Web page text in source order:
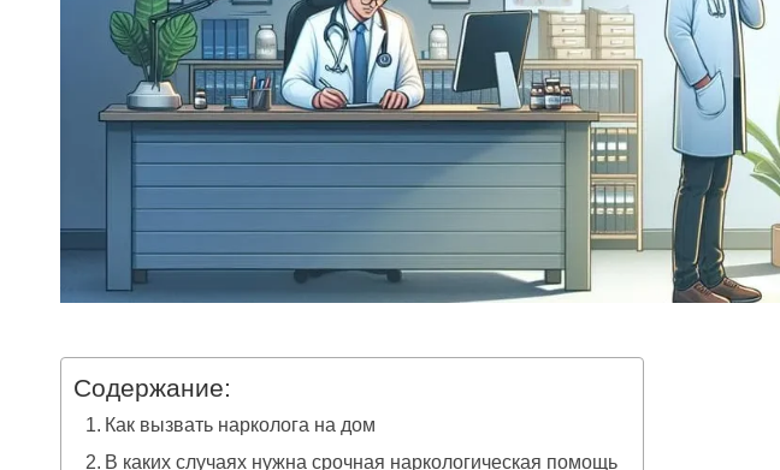
Содержание:
Как вызвать нарколога на дом
В каких случаях нужна срочная наркологическая помощь